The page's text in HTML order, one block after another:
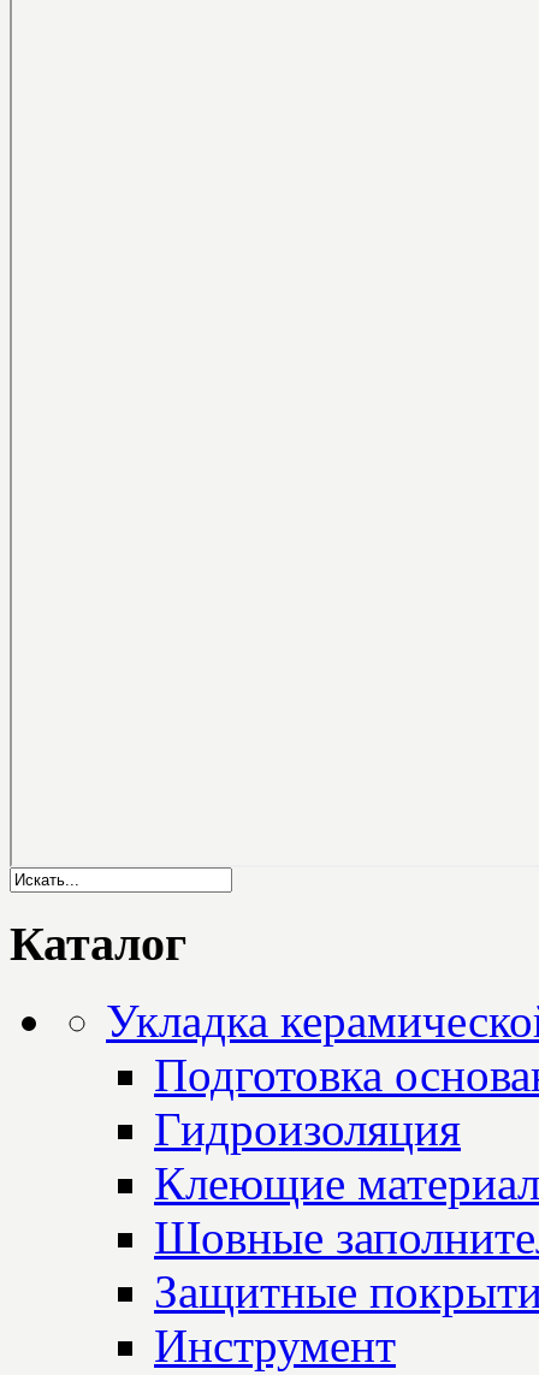
Каталог
Укладка
Подготовка
Гидроизоляция
Клеющие
Шовные
Защитные
Инструмент